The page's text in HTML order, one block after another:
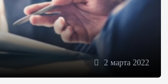
2 марта 2022